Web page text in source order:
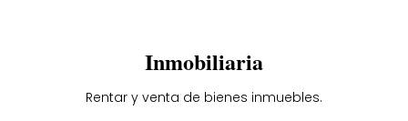
Inmobiliaria
Rentar y venta de bienes inmuebles.